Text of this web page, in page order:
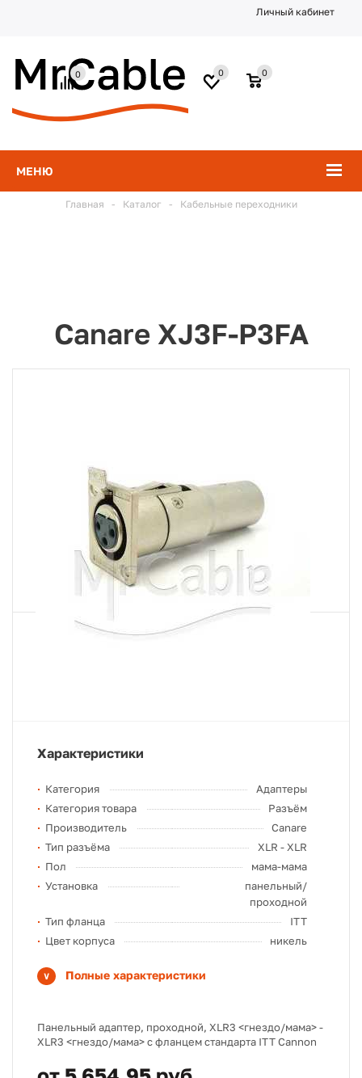
Личный кабинет
МЕНЮ
0
0
0
Главная - Каталог - Кабельные переходники
Canare XJ3F-P3FA
Характеристики
Категория
Адаптеры
Категория товара
Разъём
Производитель
Canare
Тип разъёма
XLR - XLR
Пол
мама-мама
Установка
панельный/
проходной
Тип фланца
ITT
Цвет корпуса
никель
Полные характеристики
Панельный адаптер, проходной, XLR3 <гнездо/мама> -
XLR3 <гнездо/мама> с фланцем стандарта ITT Cannon